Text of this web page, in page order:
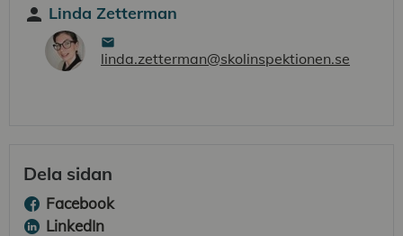
person Linda Zetterman
linda.zetterman@skolinspektionen.se
Dela sidan
Facebook
LinkedIn